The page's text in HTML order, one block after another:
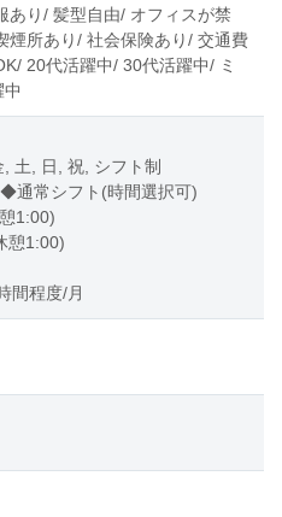
あり/ 髪型自由/ オフィスが禁
煙所あり/ 社会保険あり/ 交通費
20代活躍中/ 30代活躍中/ ミ
中
土, 日, 祝, シフト制
◆通常シフト(時間選択可)
1:00)
憩1:00)
間程度/月